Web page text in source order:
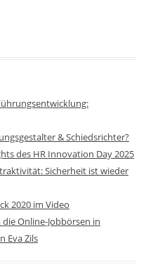
& Schiedsrichter?
des HR Innovation Day 2025
Sicherheit ist wieder
2020 im Video
Online-Jobbörsen in
Eva Zils